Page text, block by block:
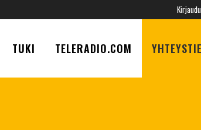
TUKI TELERADIO.COM